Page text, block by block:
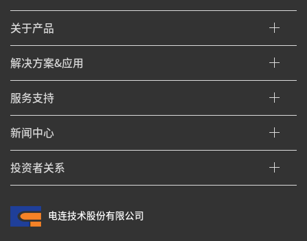
关于产品
解决方案&应用
服务支持
新闻中心
投资者关系
电连技术股份有限公司